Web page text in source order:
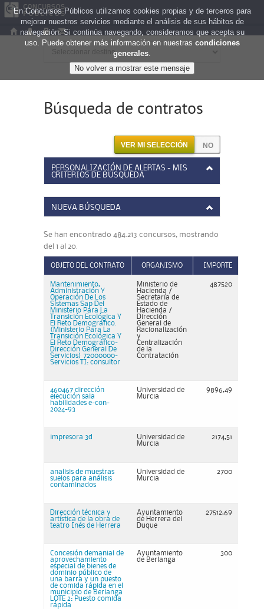
Búsqueda de contratos
VER MI SELECCIÓN
PERSONALIZACIÓN DE ALERTAS - MIS
CRITERIOS DE BÚSQUEDA
NUEVA BÚSQUEDA
Se han encontrado 484.213 concursos, mostrando
del 1 al 20.
OBJETO DEL CONTRATO ORGANISMO IMPORTE
Mantenimiento,
Administración Y
Operación De Los
Sistemas Sap Del
Ministerio Para La
Transición Ecológica Y
El Reto Demográfico.
(Ministerio Para La
Transición Ecológica Y
El Reto Demográfico-
Dirección General De
Servicios) 72000000-
Servicios TI: consultor
Ministerio de
Hacienda /
Secretaría de
Estado de
Hacienda /
Dirección
General de
Racionalización
y
Centralización
de la
Contratación
487520
460467 dirección
ejecución sala
habilidades e-con-
2024-93
Universidad de
Murcia
9896,49
impresora 3d
Universidad de
Murcia
2174,51
analisis de muestras
suelos para análisis
contaminados
Universidad de
Murcia
2700
Dirección técnica y
artística de la obra de
teatro Inés de Herrera
Ayuntamiento
de Herrera del
Duque
27512,69
Concesión demanial de
aprovechamiento
especial de bienes de
dominio público de
una barra y un puesto
de comida rápida en el
municipio de Berlanga
LOTE 2: Puesto comida
rápida
Ayuntamiento
de Berlanga
300
En Concursos Públicos utilizamos cookies propias y de terceros para
mejorar nuestros servicios mediante el análisis de sus hábitos de
navegación. Si continúa navegando, consideramos que acepta su
uso. Puede obtener más información en nuestras condiciones
generales.